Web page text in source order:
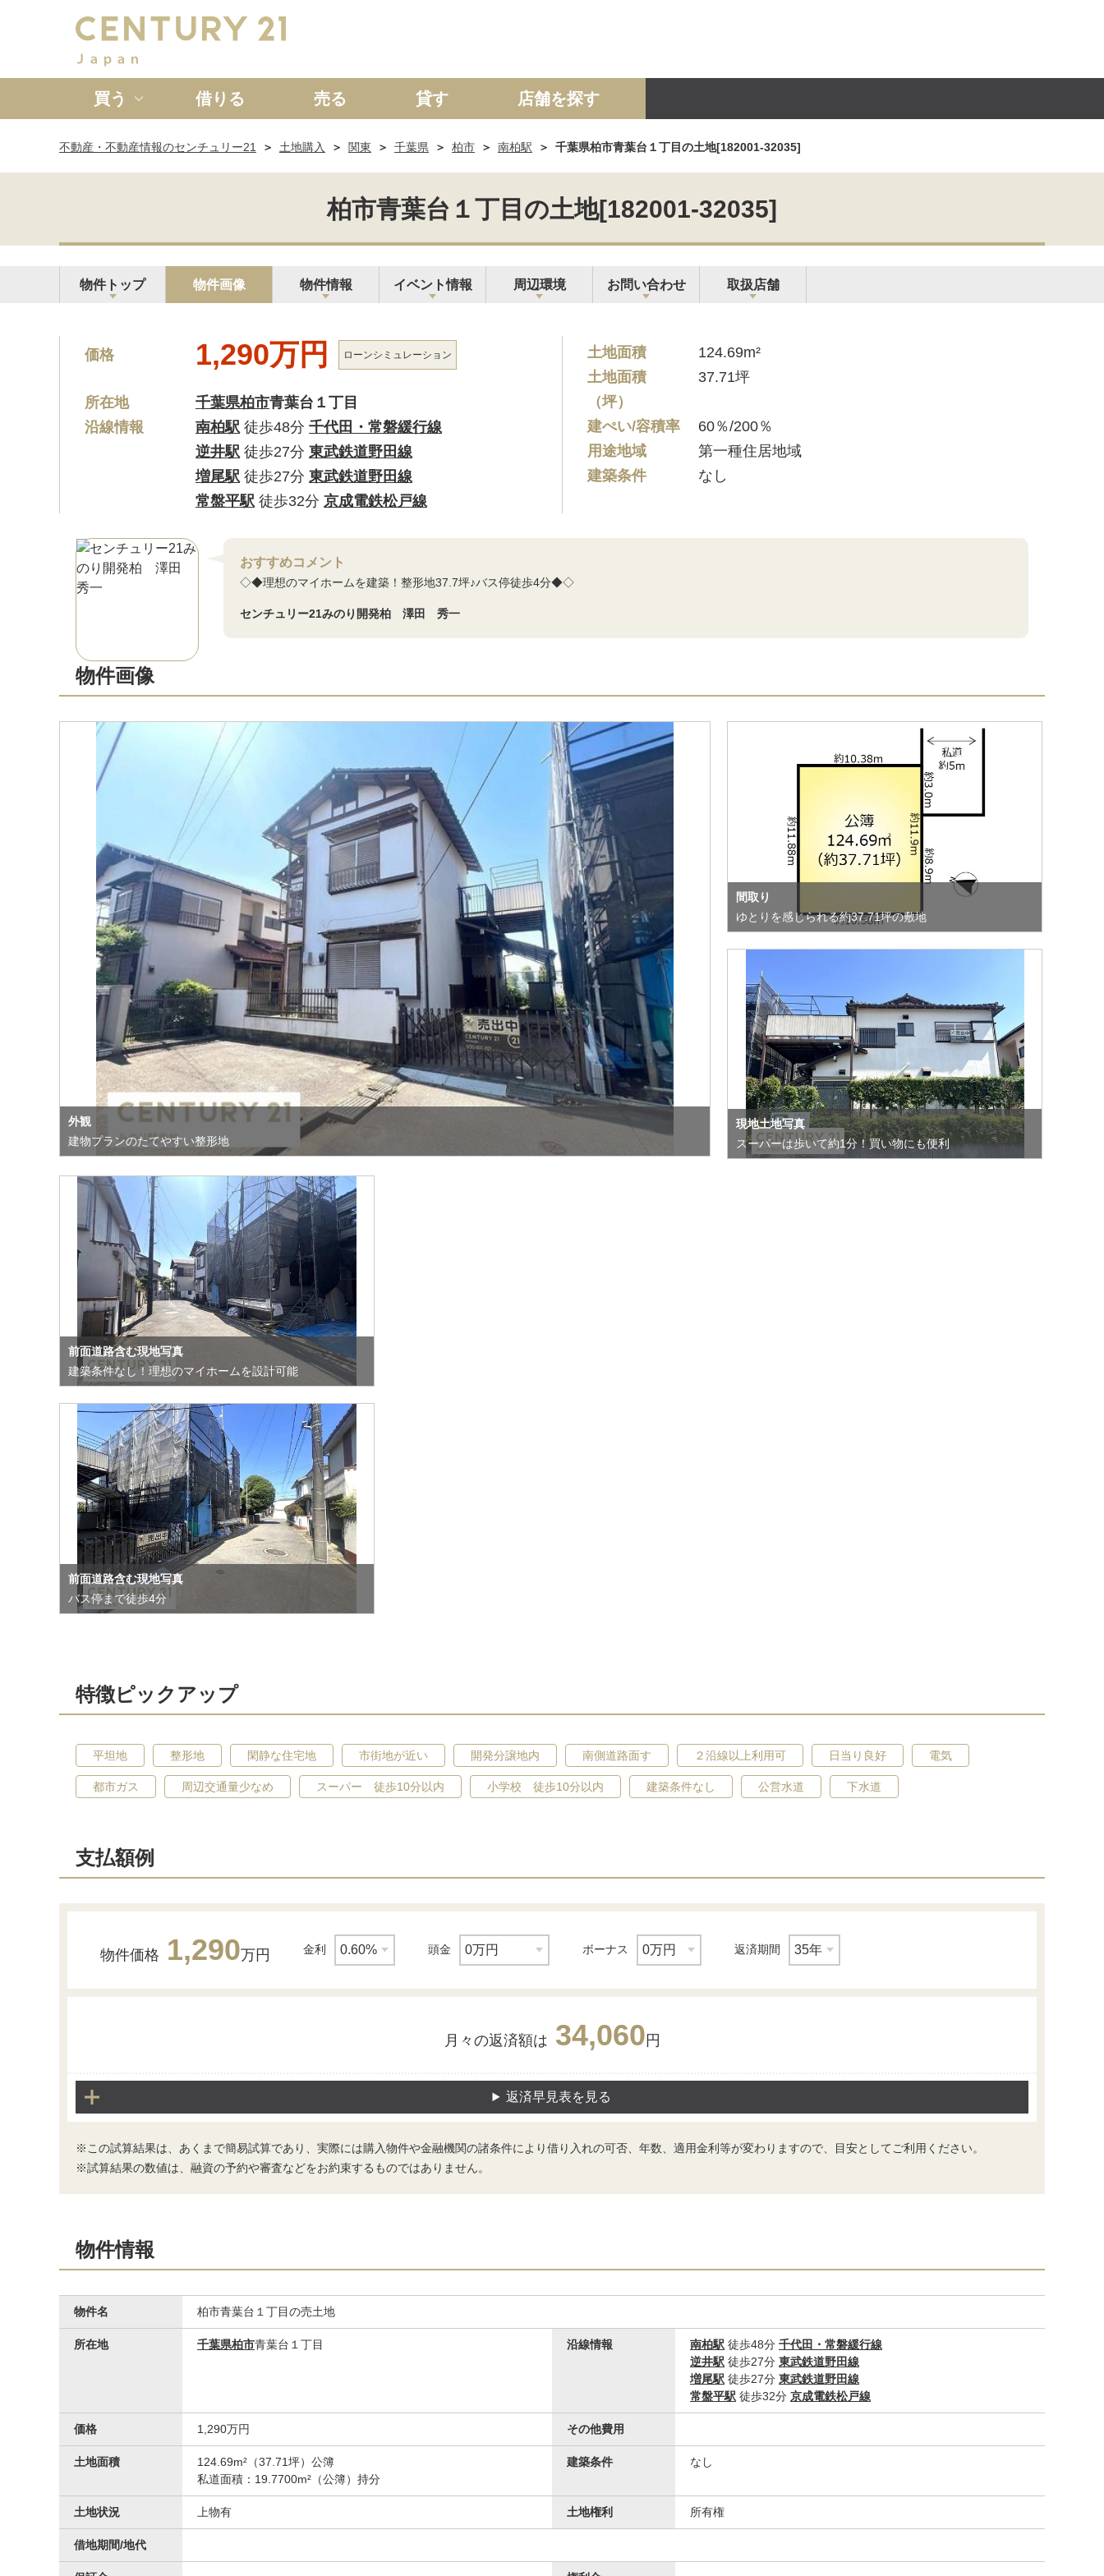
買う
新築一戸建て 中古一戸建て マンション 土地 事業投資用
借りる 売る 貸す 店舗を探す
不動産・不動産情報のセンチュリー21 土地購入 関東 千葉県 柏市 南柏駅 千葉県柏市青葉台１丁目の土地[182001-32035]
柏市青葉台１丁目の土地[182001-32035]
物件トップ 物件画像 物件情報 イベント情報 周辺環境 お問い合わせ 取扱店舗
価格 1,290万円 ローンシミュレーション
所在地 千葉県柏市青葉台１丁目
沿線情報
南柏駅 徒歩48分 千代田・常磐緩行線
逆井駅 徒歩27分 東武鉄道野田線
増尾駅 徒歩27分 東武鉄道野田線
常盤平駅 徒歩32分 京成電鉄松戸線
土地面積
124.69m²
土地面積
（坪）
37.71坪
建ぺい/容積率
60％/200％
用途地域
第一種住居地域
建築条件
なし
おすすめコメント
◇◆理想のマイホームを建築！整形地37.7坪♪バス停徒歩4分◆◇
センチュリー21みのり開発柏 澤田 秀一
物件画像
外観
建物プランのたてやすい整形地
間取り
ゆとりを感じられる約37.71坪の敷地
現地土地写真
スーパーは歩いて約1分！買い物にも便利
前面道路含む現地写真
建築条件なし！理想のマイホームを設計可能
前面道路含む現地写真
バス停まで徒歩4分
特徴ピックアップ
平坦地 整形地 閑静な住宅地 市街地が近い 開発分譲地内 南側道路面す ２沿線以上利用可 日当り良好 電気
都市ガス 周辺交通量少なめ スーパー 徒歩10分以内 小学校 徒歩10分以内 建築条件なし 公営水道 下水道
支払額例
物件価格 1,290万円 金利 頭金 ボーナス 返済期間
月々の返済額は 34,060円
返済早見表を見る
※この試算結果は、あくまで簡易試算であり、実際には購入物件や金融機関の諸条件により借り入れの可否、年数、適用金利等が変わりますので、目安としてご利用ください。
※試算結果の数値は、融資の予約や審査などをお約束するものではありません。
物件情報
物件名 柏市青葉台１丁目の売土地
所在地 千葉県柏市青葉台１丁目 沿線情報 南柏駅 徒歩48分 千代田・常磐緩行線
逆井駅 徒歩27分 東武鉄道野田線
増尾駅 徒歩27分 東武鉄道野田線
常盤平駅 徒歩32分 京成電鉄松戸線
価格 1,290万円 その他費用
土地面積
124.69m²（37.71坪）公簿
私道面積：19.7700m²（公簿）持分
建築条件 なし
土地状況 上物有 土地権利 所有権
借地期間/地代